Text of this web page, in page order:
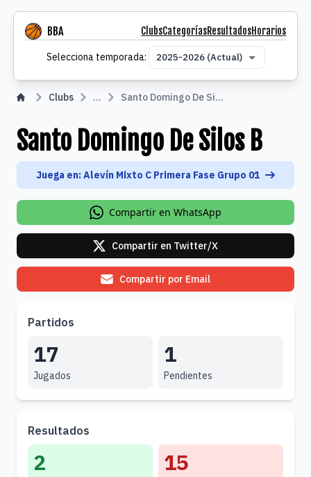
BBA ClubsCategoríasResultadosHorarios
Selecciona temporada: Selecciona temporada
Clubs ... Santo Domingo De Silos B
Santo Domingo De Silos B
Juega en: Alevín Mixto C Primera Fase Grupo 01
Compartir en WhatsApp
Compartir en Twitter/X
Compartir por Email
Partidos
17
Jugados
1
Pendientes
Resultados
2 15